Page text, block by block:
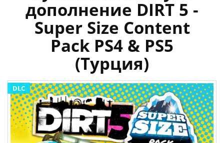
дополнение DIRT 5 -
Super Size Content
Pack PS4 & PS5
(Турция)
DLC